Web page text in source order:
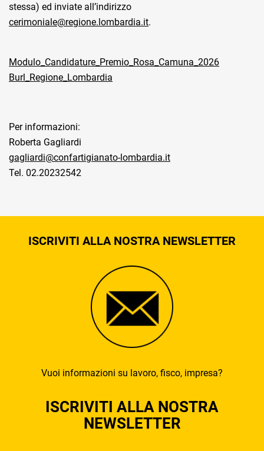
stessa) ed inviate all’indirizzo
cerimoniale@regione.lombardia.it.
Modulo_Candidature_Premio_Rosa_Camuna_2026
Burl_Regione_Lombardia
Per informazioni:
Roberta Gagliardi
gagliardi@confartigianato-lombardia.it
Tel. 02.20232542
ISCRIVITI ALLA NOSTRA NEWSLETTER
Vuoi informazioni su lavoro, fisco, impresa?
ISCRIVITI ALLA NOSTRA
NEWSLETTER